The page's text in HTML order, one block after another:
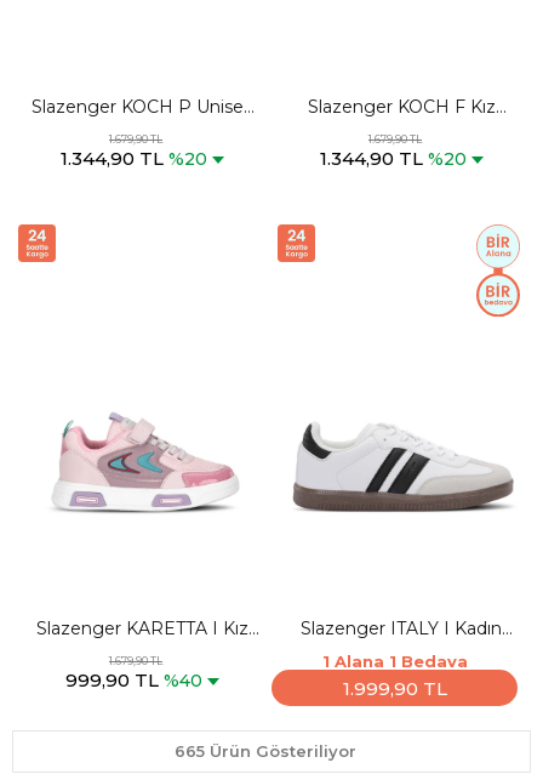
Slazenger KOCH P Unisex
Çocuk Cırt Cırtlı Beyaz /
Lacivert Günlük Spor
1.679,90 TL
1.344,90 TL %20
Slazenger KOCH F Kız
Çocuk Cırt Cırtlı Mor /
Pembe Günlük Spor
1.679,90 TL
1.344,90 TL %20
Slazenger KARETTA I Kız
Çocuk Cırt Cırtlı Mor /
Pembe Günlük Spor
1.679,90 TL
999,90 TL %40
Slazenger ITALY I Kadın
Beyaz / Siyah Günlük Spor
Ayakkabısı
1 Alana 1 Bedava
1.999,90 TL
665 Ürün Gösteriliyor